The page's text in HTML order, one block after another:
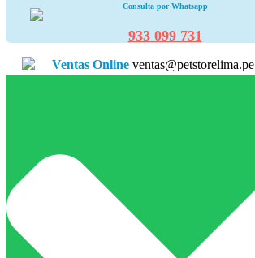
Consulta por Whatsapp
933 099 731
Ventas Online ventas@petstorelima.pe